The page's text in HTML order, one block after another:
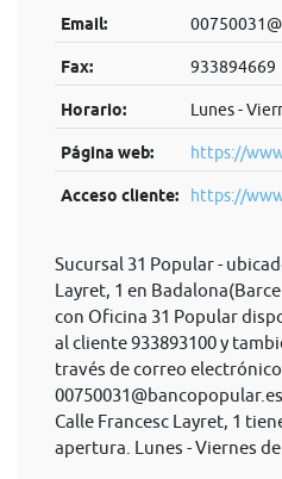
Email:
Fax: 933894669
Horario: Lunes -
Página web: https://
Acceso cliente: https://
Sucursal 31 Popular -
Layret, 1 en
con Oficina 31 Popular
al cliente 933893100 y
través de correo electrónico
00750031@bancopopular.es
Calle Francesc Layret, 1
apertura. Lunes - Viernes